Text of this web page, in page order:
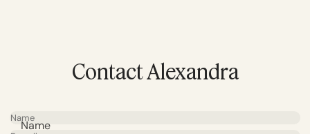
Contact Alexandra
Name